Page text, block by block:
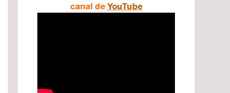
canal de YouTube